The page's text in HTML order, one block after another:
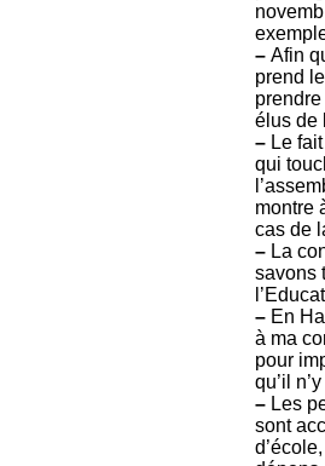
– Afin
prend
élus de
– Le
qui
montre
cas de
– La
savons
– En
à ma
pour
qu’il
– Les
sont